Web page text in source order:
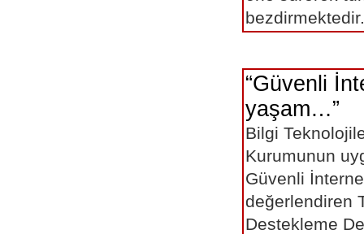
“Güvenli
yaşam…”
Bilgi
Kurumunun
Güvenli
değerlendiren
Destekleme